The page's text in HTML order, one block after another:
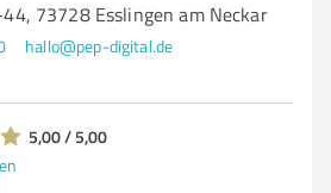
73728 Esslingen am Neckar
hallo@pep-digital.de
5,00 / 5,00